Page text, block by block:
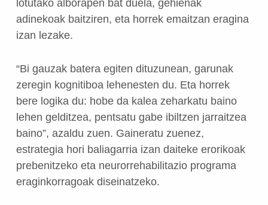
lotutako alborapen bat duela, gehienak
adinekoak baitziren, eta horrek emaitzan eragina
izan lezake.
“Bi gauzak batera egiten dituzunean, garunak
zeregin kognitiboa lehenesten du. Eta horrek
bere logika du: hobe da kalea zeharkatu baino
lehen gelditzea, pentsatu gabe ibiltzen jarraitzea
baino”, azaldu zuen. Gaineratu zuenez,
estrategia hori baliagarria izan daiteke erorikoak
prebenitzeko eta neurorrehabilitazio programa
eraginkorragoak diseinatzeko.